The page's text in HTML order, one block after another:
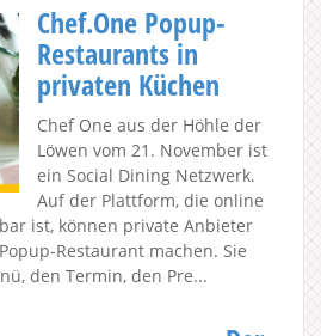
Chef.One Popup-
Restaurants in
privaten Küchen
Chef One aus der Höhle der
Löwen vom 21. November ist
ein Social Dining Netzwerk.
Auf der Plattform, die online
ist, können private Anbieter
Restaurant machen. Sie
den Termin, den Pre...